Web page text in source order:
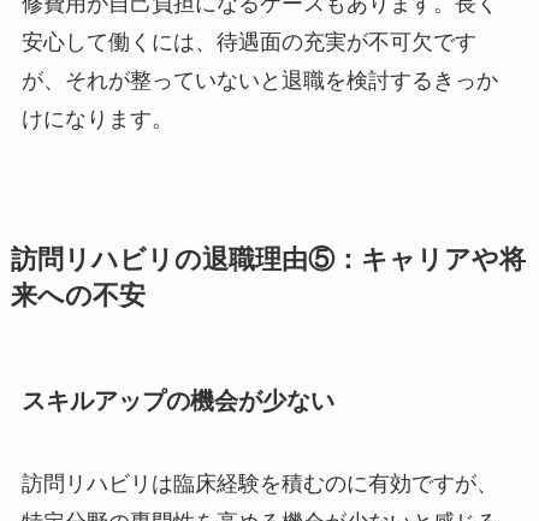
安心して働くには、待遇面の充実が不可欠です
が、それが整っていないと退職を検討するきっか
けになります。
訪問リハビリの退職理由⑤：キャリアや将
来への不安
スキルアップの機会が少ない
訪問リハビリは臨床経験を積むのに有効ですが、